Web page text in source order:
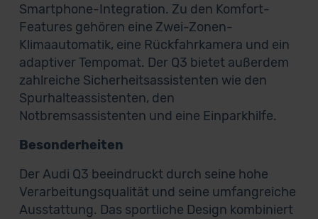
Smartphone-Integration. Zu den Komfort-
Features gehören eine Zwei-Zonen-
Klimaautomatik, eine Rückfahrkamera und ein
adaptiver Tempomat. Der Q3 bietet außerdem
zahlreiche Sicherheitsassistenten wie den
Spurhalteassistenten, den
Notbremsassistenten und eine Einparkhilfe.
Besonderheiten
Der Audi Q3 beeindruckt durch seine hohe
Verarbeitungsqualität und seine umfangreiche
Ausstattung. Das sportliche Design kombiniert